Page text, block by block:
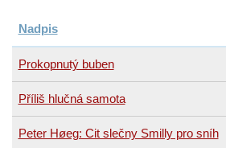
Nadpis
Prokopnutý buben
Příliš hlučná samota
Peter Høeg: Cit slečny Smilly pro sníh